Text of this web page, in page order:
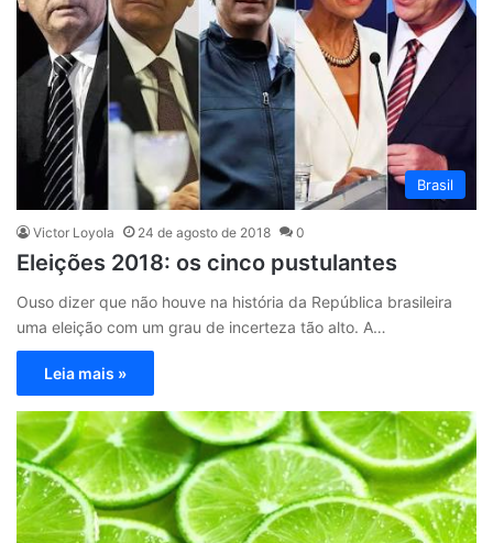
Brasil
Victor Loyola 24 de agosto de 2018 0
Eleições 2018: os cinco pustulantes
Ouso dizer que não houve na história da República brasileira
uma eleição com um grau de incerteza tão alto. A…
Leia mais »